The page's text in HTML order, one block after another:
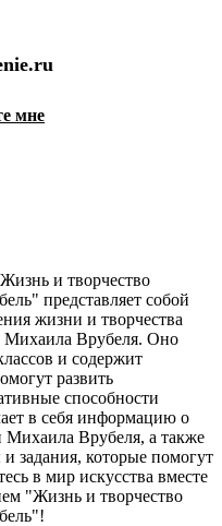
мне
и творчество
представляет собой
жизни и творчества
Михаила Врубеля. Оно
и содержит
развить
способности
в себя информацию о
Михаила Врубеля, а также
задания, которые помогут
в мир искусства вместе
"Жизнь и творчество